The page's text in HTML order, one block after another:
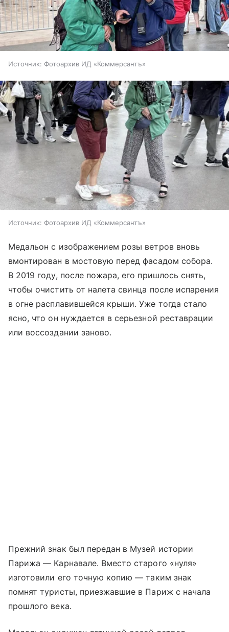
Источник: Фотоархив ИД «Коммерсантъ»
Источник: Фотоархив ИД «Коммерсантъ»
Медальон с изображением розы ветров вновь
вмонтирован в мостовую перед фасадом собора.
В 2019 году, после пожара, его пришлось снять,
чтобы очистить от налета свинца после испарения
в огне расплавившейся крыши. Уже тогда стало
ясно, что он нуждается в серьезной реставрации
или воссоздании заново.
Прежний знак был передан в Музей истории
Парижа — Карнавале. Вместо старого «нуля»
изготовили его точную копию — таким знак
помнят туристы, приезжавшие в Париж с начала
прошлого века.